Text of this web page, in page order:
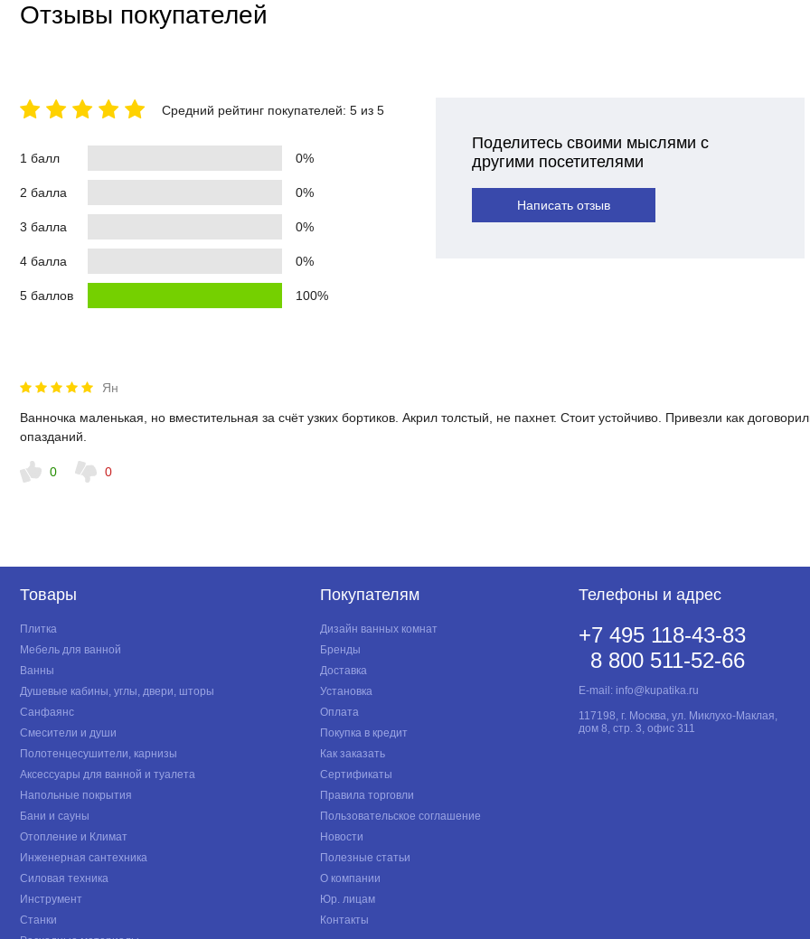
Отзывы покупателей
Средний рейтинг покупателей: 5 из 5
1 балл 0%
2 балла 0%
3 балла 0%
4 балла 0%
5 баллов 100%
Поделитесь своими мыслями с
другими посетителями
Написать отзыв
Ян
Ванночка маленькая, но вместительная за счёт узких бортиков. Акрил толстый, не пахнет. Стоит устойчиво. Привезли как
опазданий.
0 0
Товары
Плитка
Мебель для ванной
Ванны
Душевые кабины, углы, двери, шторы
Санфаянс
Смесители и души
Полотенцесушители, карнизы
Аксессуары для ванной и туалета
Напольные покрытия
Бани и сауны
Отопление и Климат
Инженерная сантехника
Силовая техника
Инструмент
Станки
Покупателям
Дизайн ванных комнат
Бренды
Доставка
Установка
Оплата
Покупка в кредит
Как заказать
Сертификаты
Правила торговли
Пользовательское соглашение
Новости
Полезные статьи
О компании
Юр. лицам
Контакты
Телефоны и адрес
+7 495 118-43-83
8 800 511-52-66
E-mail: info@kupatika.ru
117198, г. Москва, ул. Миклухо-Маклая,
дом 8, стр. 3, офис 311